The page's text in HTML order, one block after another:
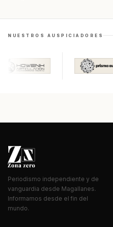
NUESTROS AUSPICIADORES
Periodismo independiente y de
vanguardia desde Magallanes.
Informamos desde el fin del
mundo.